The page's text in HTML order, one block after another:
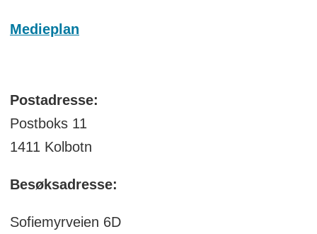
Medieplan
Postadresse:
Postboks 11
1411 Kolbotn
Besøksadresse:
Sofiemyrveien 6D